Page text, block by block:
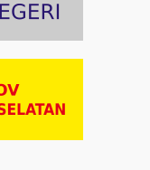
Umat Kristen
Harapan untuk